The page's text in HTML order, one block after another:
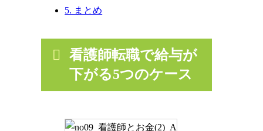
5. まとめ
看護師転職で給与が
下がる5つのケース